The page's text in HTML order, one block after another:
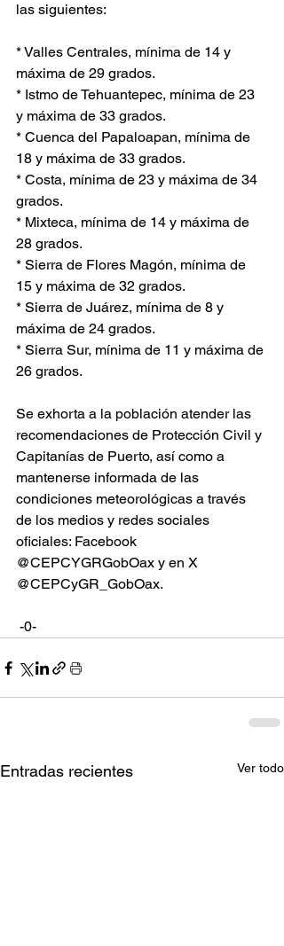
las siguientes:
* Valles Centrales, mínima de 14 y
máxima de 29 grados.
* Istmo de Tehuantepec, mínima de 23
y máxima de 33 grados.
* Cuenca del Papaloapan, mínima de
18 y máxima de 33 grados.
* Costa, mínima de 23 y máxima de 34
grados.
* Mixteca, mínima de 14 y máxima de
28 grados.
* Sierra de Flores Magón, mínima de
15 y máxima de 32 grados.
* Sierra de Juárez, mínima de 8 y
máxima de 24 grados.
* Sierra Sur, mínima de 11 y máxima de
26 grados.
Se exhorta a la población atender las
recomendaciones de Protección Civil y
Capitanías de Puerto, así como a
mantenerse informada de las
condiciones meteorológicas a través
de los medios y redes sociales
oficiales: Facebook
@CEPCYGRGobOax y en X
@CEPCyGR_GobOax.
-0-
Entradas recientes Ver todo